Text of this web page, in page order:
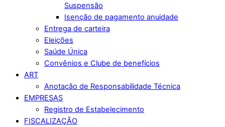
Suspensão
Isenção de pagamento anuidade
Entrega de carteira
Eleições
Saúde Única
Convênios e Clube de benefícios
ART
Anotação de Responsabilidade Técnica
EMPRESAS
Registro de Estabelecimento
FISCALIZAÇÃO